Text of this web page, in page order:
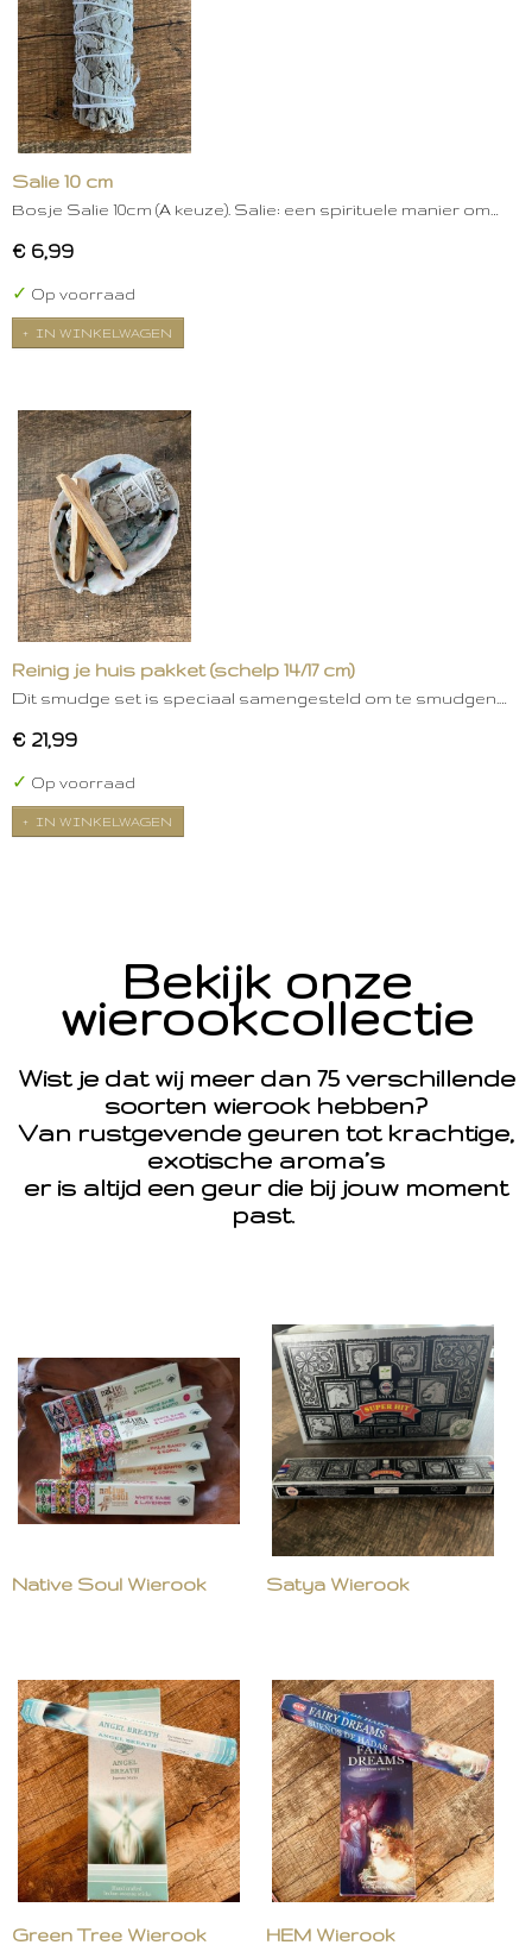
Salie 10 cm
Bosje Salie 10cm (A keuze). Salie: een spirituele manier om…
€ 6,99
✓ Op voorraad
IN WINKELWAGEN
Reinig je huis pakket (schelp 14/17 cm)
Dit smudge set is speciaal samengesteld om te smudgen.…
€ 21,99
✓ Op voorraad
IN WINKELWAGEN
Bekijk onze
wierookcollectie
Wist je dat wij meer dan 75 verschillende
soorten wierook hebben?
Van rustgevende geuren tot krachtige,
exotische aroma’s
er is altijd een geur die bij jouw moment
past.
Native Soul Wierook Satya Wierook
Green Tree Wierook HEM Wierook